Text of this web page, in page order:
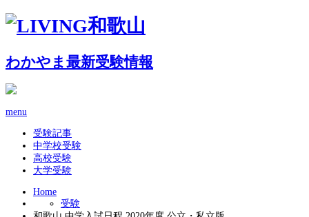
わかやま最新受験情報
menu
受験記事
中学校受験
高校受験
大学受験
Home
受験